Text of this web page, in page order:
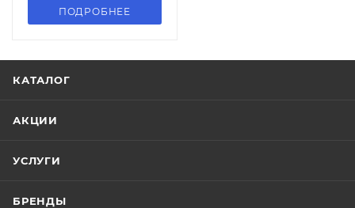
ПОДРОБНЕЕ
КАТАЛОГ
АКЦИИ
УСЛУГИ
БРЕНДЫ